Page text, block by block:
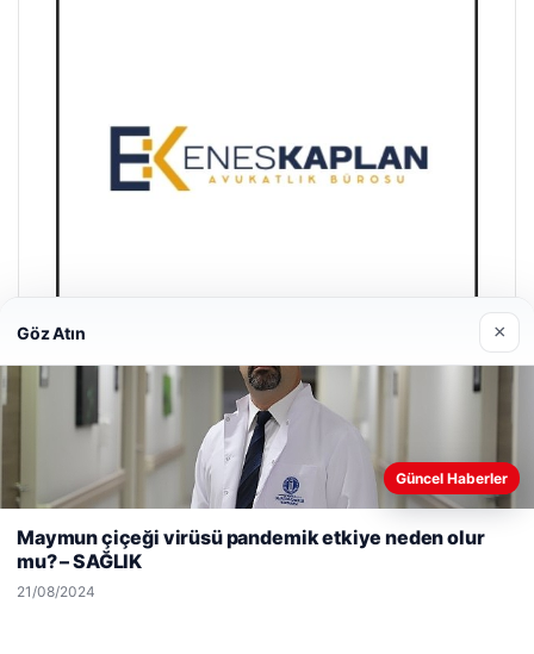
Enes Kaplan Avukatlık Bürosu
Web sitemizi nasıl kullandığınızı daha iyi anlayabilmek,
kullanıyoruz.Çerez Politikamız
Göz Atın ×
Güncel Haberler
Maymun çiçeği virüsü pandemik etkiye neden olur
mu? – SAĞLIK
21/08/2024